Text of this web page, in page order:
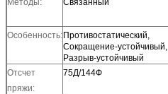
Методы:
Связанный
Особенность:Противостатический,
Сокращение-устойчивый,
Разрыв-устойчивый
Отсчет
пряжи:
75Д/144Ф